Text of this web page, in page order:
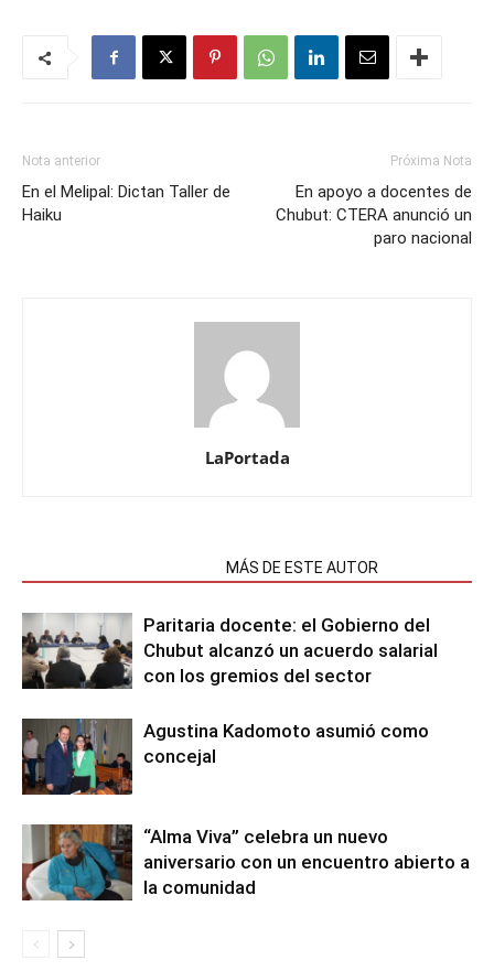
Nota anterior
En el Melipal: Dictan Taller de
Haiku
Próxima Nota
En apoyo a docentes de
Chubut: CTERA anunció un
paro nacional
LaPortada
MÁS DE ESTE AUTOR
Paritaria docente: el Gobierno del
Chubut alcanzó un acuerdo salarial
con los gremios del sector
Agustina Kadomoto asumió como
concejal
“Alma Viva” celebra un nuevo
aniversario con un encuentro abierto a
la comunidad